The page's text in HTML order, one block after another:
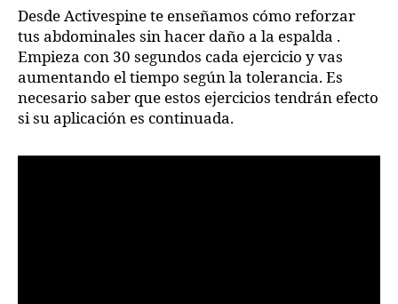
Desde Activespine te enseñamos cómo reforzar
tus abdominales sin hacer daño a la espalda .
Empieza con 30 segundos cada ejercicio y vas
aumentando el tiempo según la tolerancia. Es
necesario saber que estos ejercicios tendrán efecto
si su aplicación es continuada.